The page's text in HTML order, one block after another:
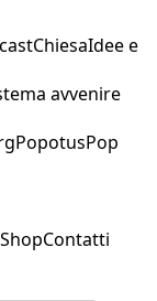
ChiesaIdee e
avvenire
PopotusPop
ShopContatti